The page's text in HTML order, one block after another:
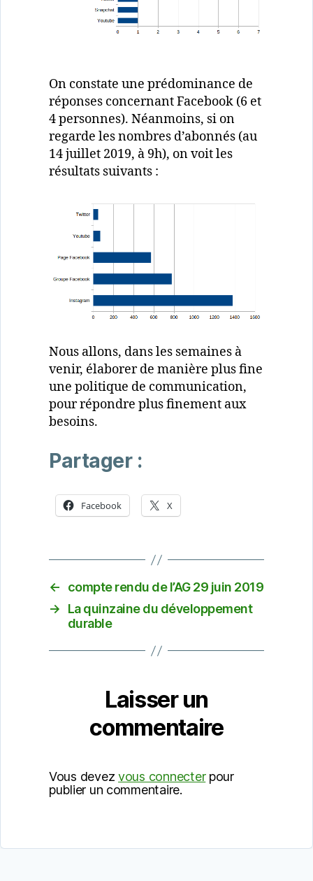
On constate une prédominance de
réponses concernant Facebook (6 et
4 personnes). Néanmoins, si on
regarde les nombres d’abonnés (au
14 juillet 2019, à 9h), on voit les
résultats suivants :
Nous allons, dans les semaines à
venir, élaborer de manière plus fine
une politique de communication,
pour répondre plus finement aux
besoins.
Partager :
Facebook X
←
compte rendu de l’AG 29 juin 2019
→
La quinzaine du développement
durable
Laisser un
commentaire
Vous devezvous connecterpour
publier un commentaire.